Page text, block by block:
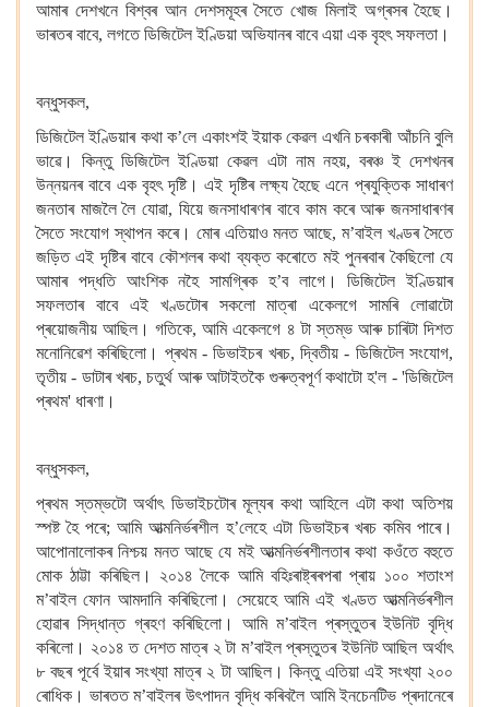
আমাৰ দেশখনে বিশ্বৰ আন দেশসমূহৰ সৈতে খোজ মিলাই অগ্ৰসৰ হৈছে।
ভাৰতৰ বাবে, লগতে ডিজিটেল ইণ্ডিয়া অভিযানৰ বাবে এয়া এক বৃহৎ সফলতা।
বন্ধুসকল,
ডিজিটেল ইণ্ডিয়াৰ কথা ক’লে একাংশই ইয়াক কেৱল এখনি চৰকাৰী আঁচনি বুলি
ভাৱে। কিন্তু ডিজিটেল ইণ্ডিয়া কেৱল এটা নাম নহয়, বৰঞ্চ ই দেশখনৰ
উন্নয়নৰ বাবে এক বৃহৎ দৃষ্টি। এই দৃষ্টিৰ লক্ষ্য হৈছে এনে প্ৰযুক্তিক সাধাৰণ
জনতাৰ মাজলৈ লৈ যোৱা, যিয়ে জনসাধাৰণৰ বাবে কাম কৰে আৰু জনসাধাৰণৰ
সৈতে সংযোগ স্থাপন কৰে। মোৰ এতিয়াও মনত আছে, ম’বাইল খণ্ডৰ সৈতে
জড়িত এই দৃষ্টিৰ বাবে কৌশলৰ কথা ব্যক্ত কৰোতে মই পুনৰবাৰ কৈছিলো যে
আমাৰ পদ্ধতি আংশিক নহৈ সামগ্ৰিক হ’ব লাগে। ডিজিটেল ইণ্ডিয়াৰ
সফলতাৰ বাবে এই খণ্ডটোৰ সকলো মাত্ৰা একেলগে সামৰি লোৱাটো
প্ৰয়োজনীয় আছিল। গতিকে, আমি একেলগে ৪ টা স্তম্ভ আৰু চাৰিটা দিশত
মনোনিৱেশ কৰিছিলো। প্ৰথম - ডিভাইচৰ খৰচ, দ্বিতীয় - ডিজিটেল সংযোগ,
তৃতীয় - ডাটাৰ খৰচ, চতুৰ্থ আৰু আটাইতকৈ গুৰুত্বপূৰ্ণ কথাটো হ'ল - 'ডিজিটেল
প্ৰথম' ধাৰণা।
বন্ধুসকল,
প্ৰথম স্তম্ভটো অৰ্থাৎ ডিভাইচটোৰ মূল্যৰ কথা আহিলে এটা কথা অতিশয়
স্পষ্ট হৈ পৰে; আমি আত্মনিৰ্ভৰশীল হ’লেহে এটা ডিভাইচৰ খৰচ কমিব পাৰে।
আপোনালোকৰ নিশ্চয় মনত আছে যে মই আত্মনিৰ্ভৰশীলতাৰ কথা কওঁতে বহুতে
মোক ঠাট্টা কৰিছিল। ২০১৪ লৈকে আমি বহিঃৰাষ্ট্ৰৰপৰা প্ৰায় ১০০ শতাংশ
ম’বাইল ফোন আমদানি কৰিছিলো। সেয়েহে আমি এই খণ্ডত আত্মনিৰ্ভৰশীল
হোৱাৰ সিদ্ধান্ত গ্ৰহণ কৰিছিলো। আমি ম’বাইল প্ৰস্তুতৰ ইউনিট বৃদ্ধি
কৰিলো। ২০১৪ ত দেশত মাত্ৰ ২ টা ম’বাইল প্ৰস্তুতৰ ইউনিট আছিল অৰ্থাৎ
৮ বছৰ পূৰ্বে ইয়াৰ সংখ্যা মাত্ৰ ২ টা আছিল। কিন্তু এতিয়া এই সংখ্যা ২০০
ৰোধিক। ভাৰতত ম’বাইলৰ উৎপাদন বৃদ্ধি কৰিবলৈ আমি ইনচেনটিভ প্ৰদানেৰে